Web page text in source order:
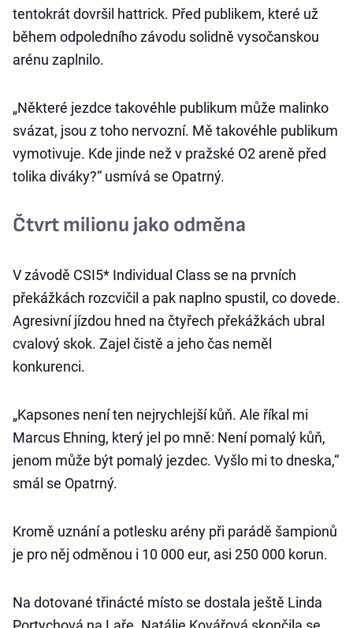
tentokrát dovršil hattrick. Před publikem, které už
během odpoledního závodu solidně vysočanskou
arénu zaplnilo.
„Některé jezdce takovéhle publikum může malinko
svázat, jsou z toho nervozní. Mě takovéhle publikum
vymotivuje. Kde jinde než v pražské O2 areně před
tolika diváky?“ usmívá se Opatrný.
Čtvrt milionu jako odměna
V závodě CSI5* Individual Class se na prvních
překážkách rozcvičil a pak naplno spustil, co dovede.
Agresivní jízdou hned na čtyřech překážkách ubral
cvalový skok. Zajel čistě a jeho čas neměl
konkurenci.
„Kapsones není ten nejrychlejší kůň. Ale říkal mi
Marcus Ehning, který jel po mně: Není pomalý kůň,
jenom může být pomalý jezdec. Vyšlo mi to dneska,“
smál se Opatrný.
Kromě uznání a potlesku arény při parádě šampionů
je pro něj odměnou i 10 000 eur, asi 250 000 korun.
Na dotované třinácté místo se dostala ještě Linda